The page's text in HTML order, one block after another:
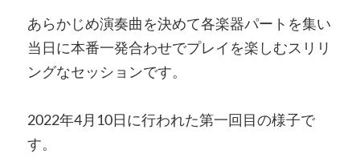
あらかじめ演奏曲を決めて各楽器パートを集い
当日に本番一発合わせでプレイを楽しむスリリ
ングなセッションです。
2022年4月10日に行われた第一回目の様子で
す。